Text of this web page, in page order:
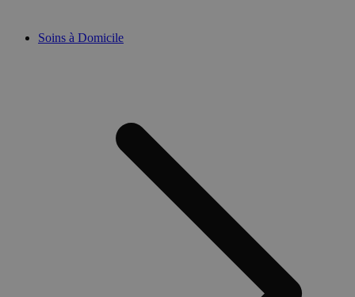
Soins à Domicile